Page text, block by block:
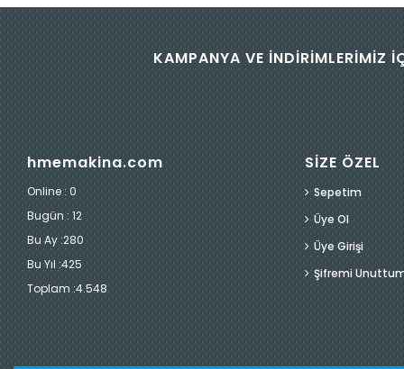
KAMPANYA VE İNDİRİMLERİMİZ
hmemakina.com
Online : 0
Bugün : 12
Bu Ay :280
Bu Yıl :425
Toplam :4.548
SİZE ÖZEL
Sepetim
Üye Ol
Üye Girişi
Şifremi